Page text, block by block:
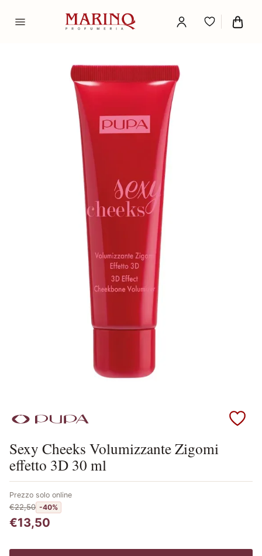
Scopri i prodotti Pupa
Sexy Cheeks Volumizzante Zigomi
effetto 3D 30 ml
Prezzo solo online
€22,50 -40%
€13,50